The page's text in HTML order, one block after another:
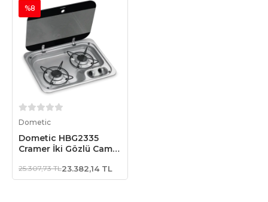
Dometic
Dometic HBG2335
Cramer İki Gözlü Cam
(Çakmaklıksız)
%8
25.307,73 TL23.382,14 TL